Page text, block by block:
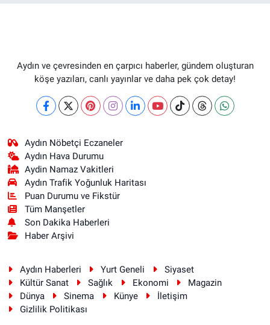
Aydın ve çevresinden en çarpıcı haberler, gündem oluşturan
köşe yazıları, canlı yayınlar ve daha pek çok detay!
Aydın Nöbetçi Eczaneler
Aydın Hava Durumu
Aydin Namaz Vakitleri
Aydın Trafik Yoğunluk Haritası
Puan Durumu ve Fikstür
Tüm Manşetler
Son Dakika Haberleri
Haber Arşivi
Aydın Haberleri Yurt Geneli
Siyaset
Kültür Sanat
Sağlık Ekonomi
Magazin
Dünya
Sinema Künye
İletişim
Gizlilik Politikası